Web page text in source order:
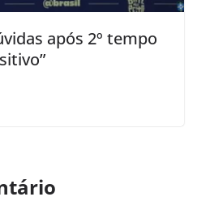
após 2º tempo